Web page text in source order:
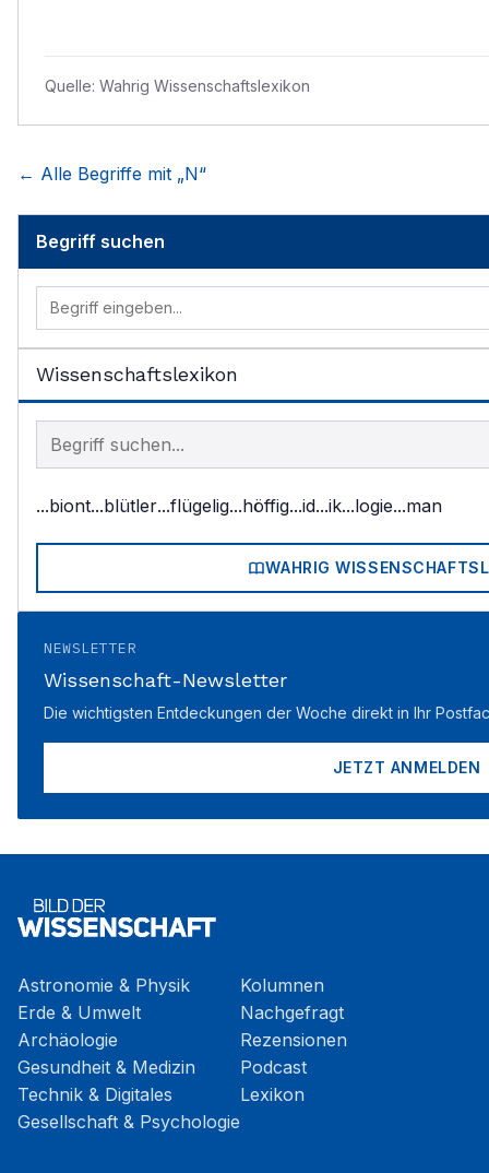
Quelle: Wahrig Wissenschaftslexikon
← Alle Begriffe mit „N“
Begriff suchen
Wissenschaftslexikon
Begriff im Lexikon suchen
...biont...blütler...flügelig...höffig...id...ik...logie...man
WAHRIG
NEWSLETTER
Wissenschaft-Newsletter
Die wichtigsten Entdeckungen der Woche direkt in Ihr
JETZT ANMELDEN
Astronomie & Physik
Erde & Umwelt
Archäologie
Gesundheit & Medizin
Technik & Digitales
Gesellschaft & Psychologie
Kolumnen
Nachgefragt
Rezensionen
Podcast
Lexikon